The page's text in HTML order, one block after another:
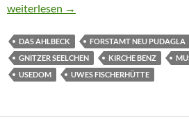
VON HERINGEN, HIRSCHEN UND
weiterlesen →
DAS AHLBECK FORSTAMT NEU PUDAGLA
GNITZER SEELCHEN
KIRCHE BENZ
USEDOM
UWES FISCHERHÜTTE